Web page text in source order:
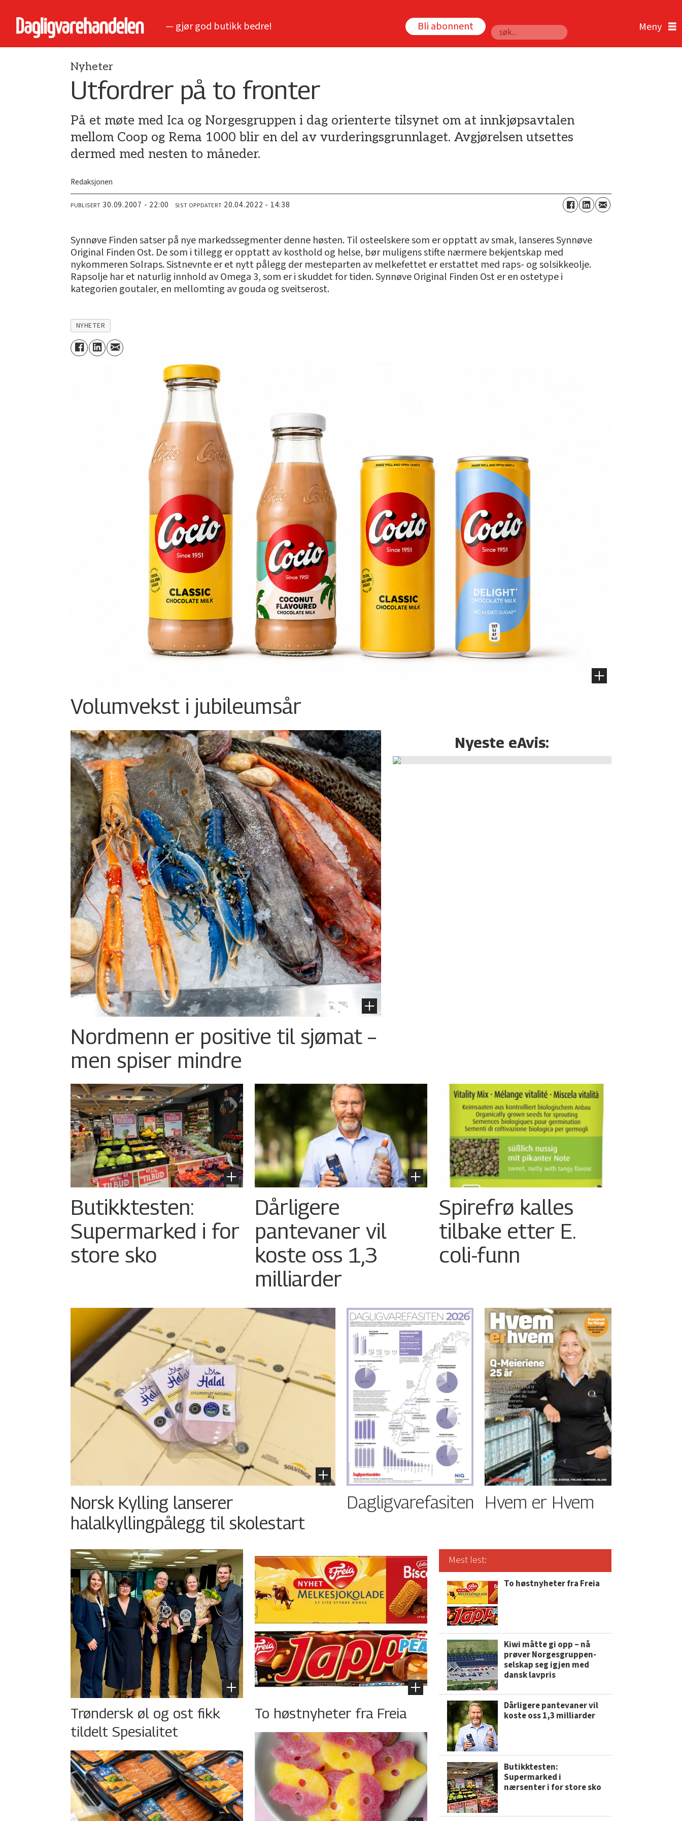
— gjør god butikk bedre! Bli abonnent
Søk
Nyheter
Utfordrer på to fronter
På et møte med Ica og Norgesgruppen i dag orienterte tilsynet om at innkjøpsavtalen
mellom Coop og Rema 1000 blir en del av vurderingsgrunnlaget. Avgjørelsen utsettes
dermed med nesten to måneder.
Redaksjonen
PUBLISERT 30.09.2007 - 22:00 SIST OPPDATERT 20.04.2022 - 14:38
Synnøve Finden satser på nye markedssegmenter denne høsten. Til osteelskere som er opptatt av smak, lanseres Synnøve
Original Finden Ost. De som i tillegg er opptatt av kosthold og helse, bør muligens stifte nærmere bekjentskap med
nykommeren Solraps. Sistnevnte er et nytt pålegg der mesteparten av melkefettet er erstattet med raps- og solsikkeolje.
Rapsolje har et naturlig innhold av Omega 3, som er i skuddet for tiden. Synnøve Original Finden Ost er en ostetype i
kategorien goutaler, en mellomting av gouda og sveitserost.
NYHETER
Volumvekst i jubileumsår
Nordmenn er positive til sjømat –
men spiser mindre
Nyeste eAvis:
Butikktesten:
Supermarked i for
store sko
Dårligere
pantevaner vil
koste oss 1,3
milliarder
Spirefrø kalles
tilbake etter E.
coli-funn
Norsk Kylling lanserer
halalkyllingpålegg til skolestart
Dagligvarefasiten Hvem er Hvem
Trøndersk øl og ost fikk
tildelt Spesialitet
To høstnyheter fra Freia
Mest lest:
To høstnyheter fra Freia
Kiwi måtte gi opp – nå
prøver Norgesgruppen-
selskap seg igjen med
dansk lavpris
Dårligere pantevaner vil
koste oss 1,3 milliarder
Butikktesten:
Supermarked i
nærsenter i for store sko